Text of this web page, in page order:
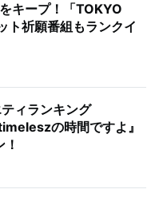
キープ！「TOKYO
ト祈願番組もランクイ
ティランキング
の時間ですよ』